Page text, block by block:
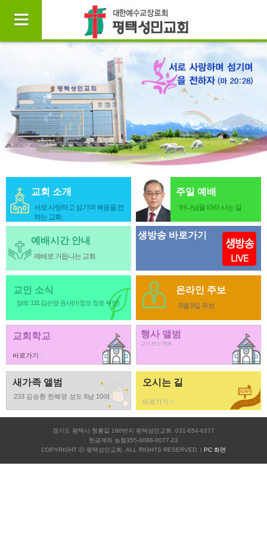
교회 소개
서로 사랑하고 섬기며 복음을 전
하는 교회
주일 예배
하나님을 따라 사는 길
예배시간 안내
예배로 거듭나는 교회
생방송 바로가기
교인 소식
장례: 131 김순영 권사(이정오 장로 부인)
온라인 주보
8월 9일 주보
교회학교
바로가기
행사 앨범
교사 헌신 예배
새가족 앨범
233 김승환 한혜영 성도 8남 10여
오시는 길
바로가기
경기도 평택시 청룡길 160번지 평택성민교회. 031-654-6377
헌금계좌 농협355-0088-0077-23
COPYRIGHT ⓒ 평택성민교회. ALL RIGHTS RESERVED. | PC 화면